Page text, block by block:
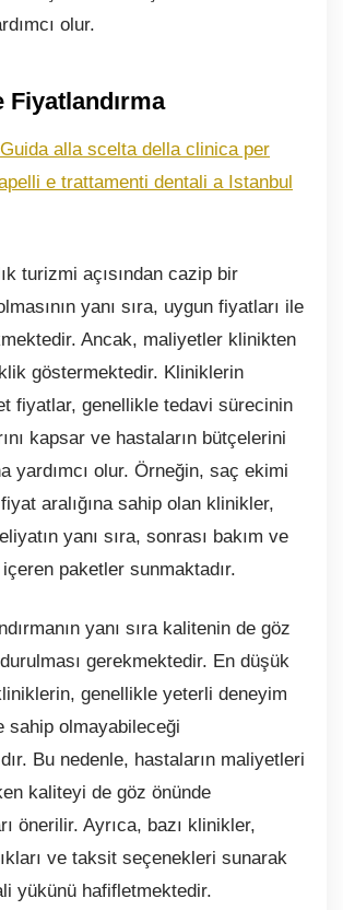
olur.
Fiyatlandırma
Guida alla scelta della clinica per
e trattamenti dentali a Istanbul
turizmi açısından cazip bir
yanı sıra, uygun fiyatları ile
Ancak, maliyetler klinikten
göstermektedir. Kliniklerin
fiyatlar, genellikle tedavi sürecinin
kapsar ve hastaların bütçelerini
yardımcı olur. Örneğin, saç ekimi
aralığına sahip olan klinikler,
yanı sıra, sonrası bakım ve
paketler sunmaktadır.
yanı sıra kalitenin de göz
gerekmektedir. En düşük
genellikle yeterli deneyim
sahip olmayabileceği
Bu nedenle, hastaların maliyetleri
kaliteyi de göz önünde
önerilir. Ayrıca, bazı klinikler,
ve taksit seçenekleri sunarak
yükünü hafifletmektedir.